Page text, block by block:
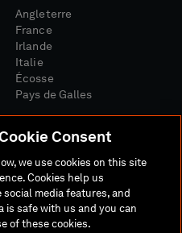
Angleterre
France
Irlande
Italie
Écosse
Pays de Galles
Politique De Cookies
Consent
we use cookies on this site
Cookies help us
media features, and
is safe with us and you can
of these cookies.